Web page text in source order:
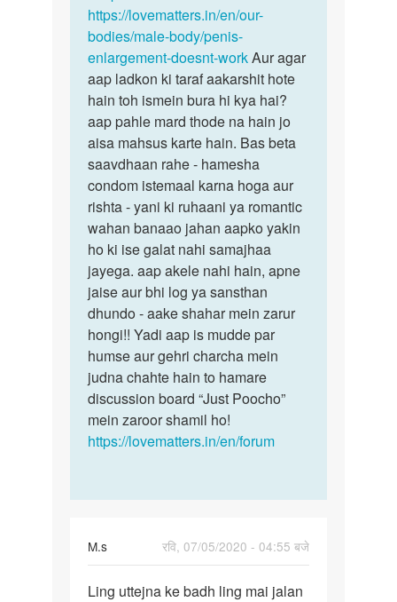
Akash
yadav
https://lovematters.in/en/our-
bodies/male-body/penis-
enlargement-doesnt-workAur agar
aap ladkon ki taraf aakarshit hote
hain toh ismein bura hi kya hai?
aap pahle mard thode na hain jo
aisa mahsus karte hain. Bas beta
saavdhaan rahe - hamesha
condom istemaal karna hoga aur
rishta - yani ki ruhaani ya romantic
wahan banaao jahan aapko yakin
ho ki ise galat nahi samajhaa
jayega. aap akele nahi hain, apne
jaise aur bhi log ya sansthan
dhundo - aake shahar mein zarur
hongi!! Yadi aap is mudde par
humse aur gehri charcha mein
judna chahte hain to hamare
discussion board “Just Poocho”
mein zaroor shamil ho!
https://lovematters.in/en/forum
M.s
रवि, 07/05/2020 - 04:55 बजे
Ling
Ling uttejna ke badh ling mai jalan